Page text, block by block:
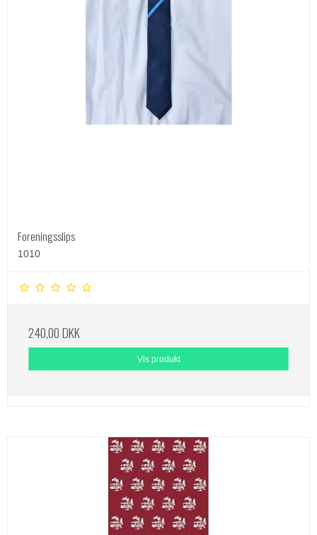
Foreningsslips
1010
240,00 DKK
Vis produkt